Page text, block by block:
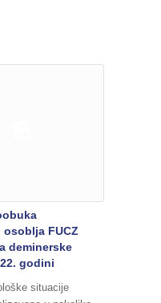
FUCZ
deminerske
godini
situacije